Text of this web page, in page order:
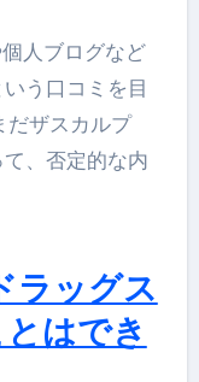
う口コミを目
だザスカルプ
、否定的な内
ラッグス
はでき